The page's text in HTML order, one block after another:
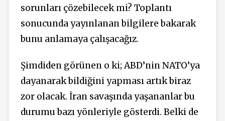
sorunları çözebilecek mi? Toplantı
sonucunda yayınlanan bilgilere bakarak
bunu anlamaya çalışacağız.
Şimdiden görünen o ki; ABD’nin NATO’ya
dayanarak bildiğini yapması artık biraz
zor olacak. İran savaşında yaşananlar bu
durumu bazı yönleriyle gösterdi. Belki de